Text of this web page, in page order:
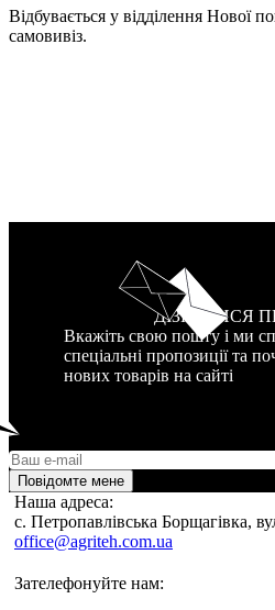
Відбувається у відділення Нової
самовивіз.
ДІЗНАТИСЯ
Вкажіть свою пошту і ми
спеціальні пропозиції та
нових товарів на сайті
Повідомте мене
Наша адреса:
c. Петропавлівська Борщагівка,
office@agriteh.com.ua
Зателефонуйте нам: